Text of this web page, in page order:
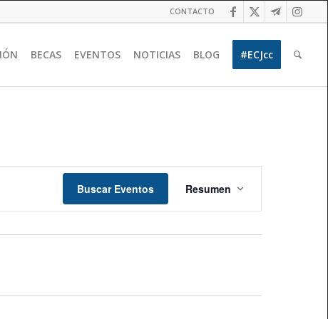
CONTACTO
BECAS EVENTOS NOTICIAS BLOG #ECJcc
Buscar Eventos
de
Evento
Resumen